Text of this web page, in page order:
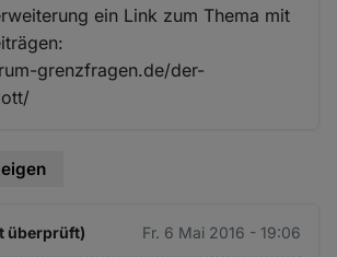
ein Link zum Thema mit
grenzfragen.de/der-
überprüft) Fr. 6 Mai 2016 - 19:06